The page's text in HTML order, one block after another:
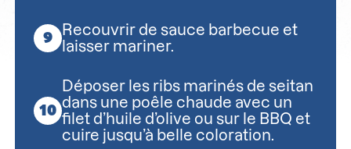
Recouvrir de sauce barbecue et
laisser mariner.
Déposer les ribs marinés de seitan
dans une poêle chaude avec un
filet d’huile d’olive ou sur le BBQ et
cuire jusqu’à belle coloration.